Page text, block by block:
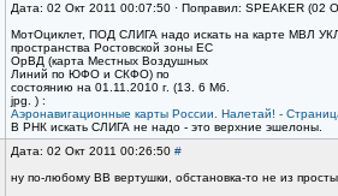
Дата: 02 Окт 2011 00:07:50 · Поправил: SPEAKER (02
МотОциклет, ПОД СЛИГА надо искать на карте МВЛ
пространства Ростовской зоны ЕС
ОрВД (карта Местных Воздушных
Линий по ЮФО и СКФО) по
состоянию на 01.11.2010 г. (13. 6 Мб.
jpg. ) :
Аэронавигационные карты России. Налетай! -
В РНК искать СЛИГА не надо - это верхние эшелоны.
Дата: 02 Окт 2011 00:26:50 #
ну по-любому ВВ вертушки, обстановка-то не из